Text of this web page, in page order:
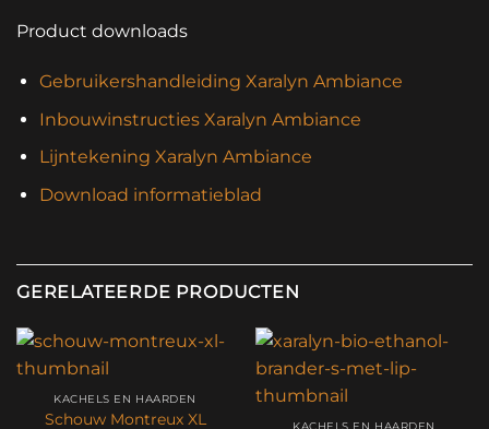
Product downloads
Gebruikershandleiding Xaralyn Ambiance
Inbouwinstructies Xaralyn Ambiance
Lijntekening Xaralyn Ambiance
Download informatieblad
GERELATEERDE PRODUCTEN
KACHELS EN HAARDEN
Schouw Montreux XL